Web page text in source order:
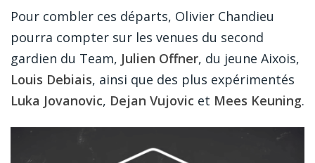
Pour combler ces départs, Olivier Chandieu
pourra compter sur les venues du second
gardien du Team, Julien Offner, du jeune Aixois,
Louis Debiais, ainsi que des plus expérimentés
Luka Jovanovic, Dejan Vujovic et Mees Keuning.